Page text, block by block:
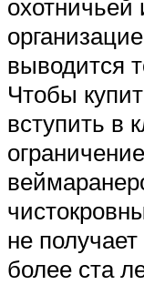
охотничьей
выводится
Чтобы
вступить в
не
более ста